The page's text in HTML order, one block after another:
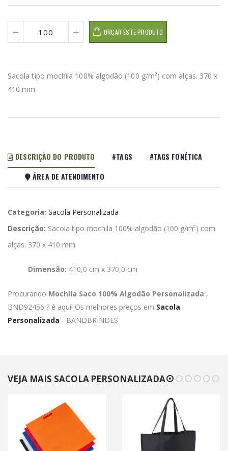
ORÇAR ESTE PRODUTO
Sacola tipo mochila 100% algodão (100 g/m²) com alças. 370 x
410 mm
DESCRIÇÃO DO PRODUTO #TAGS
#TAGS FONÉTICA
ÁREA DE ATENDIMENTO
Categoria: Sacola Personalizada
Descrição: Sacola tipo mochila 100% algodão (100 g/m²) com
alças. 370 x 410 mm
Dimensão: 410,0 cm x 370,0 cm
Procurando Mochila Saco 100% Algodão Personalizada ,
BND92456 ? é aqui! Os melhores preços em Sacola
Personalizada - BANDBRINDES
VEJA MAIS SACOLA PERSONALIZADA